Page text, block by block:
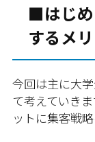
■はじめ
するメ
今回は主に大
て考えていき
ットに集客戦